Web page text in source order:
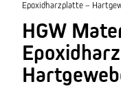
Epoxidharzplatte –
HGW